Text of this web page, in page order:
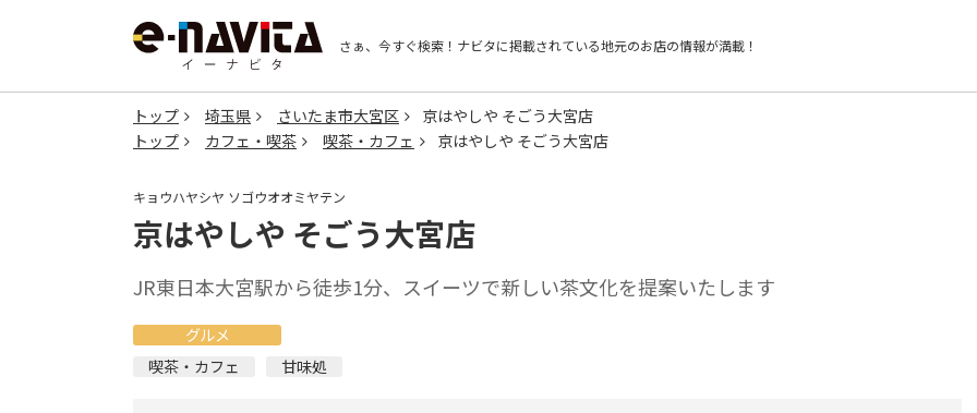
さぁ、今すぐ検索！ ナビタに掲載されている地元のお店の情報が満載！
トップ 埼玉県 さいたま市大宮区
京はやしや そごう大宮店
トップ
カフェ・喫茶 喫茶・カフェ 京はやしや そごう大宮店
キョウハヤシヤ ソゴウオオミヤテン
京はやしや そごう大宮店
JR東日本大宮駅から徒歩1分、スイーツで新しい茶文化を提案いたします
グルメ
喫茶・カフェ
甘味処